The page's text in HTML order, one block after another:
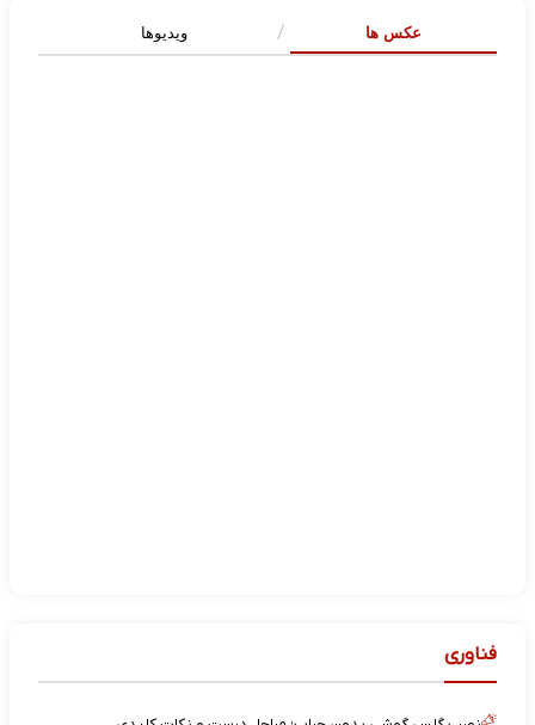
عکس ها ویدیوها
فناوری